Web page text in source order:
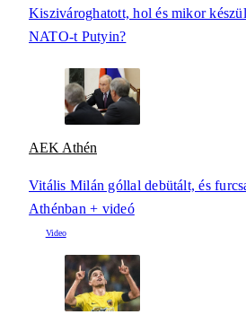
Kiszivároghatott, hol és mikor
NATO-t Putyin?
AEK Athén
Vitális Milán góllal debütált, és
Athénban + videó